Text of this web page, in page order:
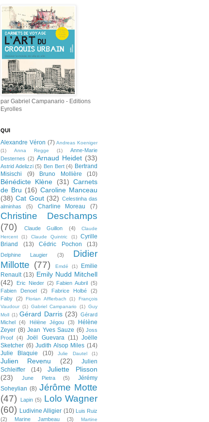
par Gabriel Campanario - Editions
Eyrolles
QUI
Alexandre Véron (7) Andreas Koeniger
(1)
Anna Regge (1)
Anne-Marie
Desternes (2) Arnaud Heidet (33)
Astrid Adelizzi (5) Ben Bert (4) Bertrand
Misischi
(9) Bruno Mollière (10)
Bénédicte Klène (31) Carnets
de Bru (16) Caroline Manceau
(38) Cat Gout (32) Celestinha das
alminhas
(5) Charline Moreau (7)
Christine Deschamps
(70)
Claude Guillon (4)
Claude
Hercent
(1) Claude Quintric (1)
Cyrille
Briand
(13) Cédric Pochon (13)
Delphine Laugier (3)
Didier
Millotte (77) Emdé (1)
Emilie
Renault (13) Emily Nudd Mitchell
(42)
Eric Nieder (2) Fabien Aubril (5)
Fabien Denoel
(2) Fabrice Holbé
(2)
Faby (2) Florian Afflerbach (1)
François
Vaudour (1) Gabriel Campanario (1) Guy
Moll (1) Gérard Darris (23) Gérard
Michel
(4) Hélène Jégou (3)
Hélène
Zeyer (8) Jean Yves Sauze (6) Joss
Proof
(4) Joël Guevara (11) Joëlle
Sketcher (6) Judith Alsop Miles (14)
Julie Blaquie
(10) Julie Dautel (1)
Julien Revenu (22)
Julien
Schleiffer
(14)
Juliette Plisson
(23)
June Pietra (5)
Jérémy
Soheylian (8) Jérôme Motte
(47)
Lapin (5) Lolo Wagner
(60) Ludivine Alligier (10) Luis Ruiz
(2)
Marine Jambeau (3) Martine